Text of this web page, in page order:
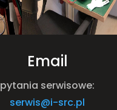
Email
pytania serwisowe:
serwis@i-src.pl